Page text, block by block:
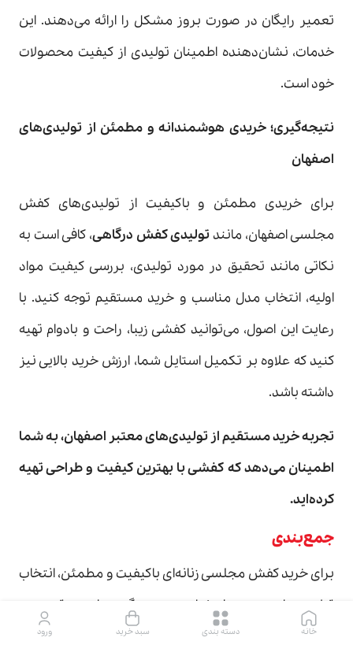
تعمیر رایگان در صورت بروز مشکل را ارائه می‌دهند. این
خدمات، نشان‌دهنده اطمینان تولیدی از کیفیت محصولات
خود است.
نتیجه‌گیری؛ خریدی هوشمندانه و مطمئن از تولیدی‌های
اصفهان
برای خریدی مطمئن و باکیفیت از تولیدی‌های کفش
مجلسی اصفهان، مانند تولیدی کفش درگاهی، کافی است به
نکاتی مانند تحقیق در مورد تولیدی، بررسی کیفیت مواد
اولیه، انتخاب مدل مناسب و خرید مستقیم توجه کنید. با
رعایت این اصول، می‌توانید کفشی زیبا، راحت و بادوام تهیه
کنید که علاوه بر تکمیل استایل شما، ارزش خرید بالایی نیز
داشته باشد.
تجربه خرید مستقیم از تولیدی‌های معتبر اصفهان، به شما
اطمینان می‌دهد که کفشی با بهترین کیفیت و طراحی تهیه
کرده‌اید.
جمع‌بندی
برای خرید کفش مجلسی زنانه‌ای باکیفیت و مطمئن، انتخاب
تولیدی‌های معتبر اصفهان بهترین گزینه است. توجه به
کیفیت چرم و دوخت، انتخاب مدل مناسب، و خرید مستقیم
خانه دسته بندی سبد خرید ورود